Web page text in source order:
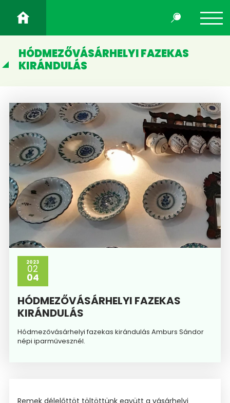
HÓDMEZŐVÁSÁRHELYI FAZEKAS
KIRÁNDULÁS
2023
02
04
HÓDMEZŐVÁSÁRHELYI FAZEKAS
KIRÁNDULÁS
Hódmezővásárhelyi fazekas kirándulás Amburs Sándor
népi iparművesznél.